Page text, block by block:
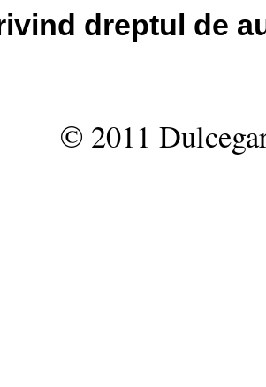
dreptul de
© 2011